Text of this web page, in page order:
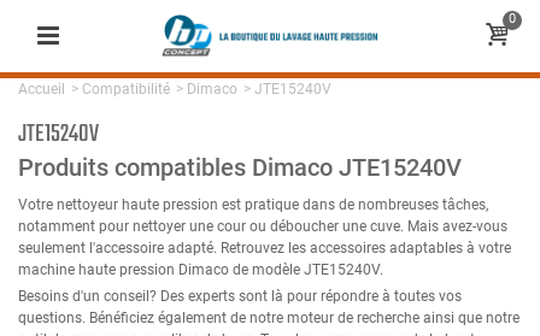
0
Accueil > Compatibilité > Dimaco > JTE15240V
JTE15240V
Produits compatibles Dimaco JTE15240V
Votre nettoyeur haute pression est pratique dans de nombreuses tâches,
notamment pour nettoyer une cour ou déboucher une cuve. Mais avez-vous
seulement l'accessoire adapté. Retrouvez les accessoires adaptables à votre
machine haute pression Dimaco de modèle JTE15240V.
Besoins d'un conseil? Des experts sont là pour répondre à toutes vos
questions. Bénéficiez également de notre moteur de recherche ainsi que notre